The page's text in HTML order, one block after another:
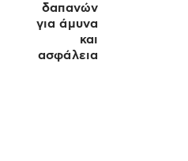
δαπανών
για άμυνα
και
ασφάλεια